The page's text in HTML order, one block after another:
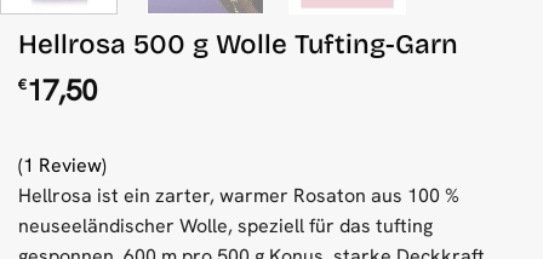
Hellrosa 500 g Wolle Tufting-Garn
€17,50
(1 Review)
Hellrosa ist ein zarter, warmer Rosaton aus 100 %
neuseeländischer Wolle, speziell für das tufting